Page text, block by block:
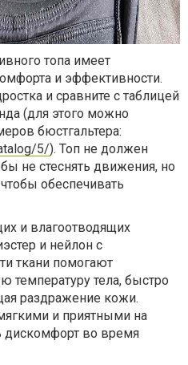
топа имеет
и эффективности.
и сравните с таблицей
(для этого можно
бюстгальтера:
5/). Топ не должен
не стеснять движения, но
обеспечивать
и влагоотводящих
и нейлон с
ткани помогают
температуру тела, быстро
раздражение кожи.
и приятными на
во время